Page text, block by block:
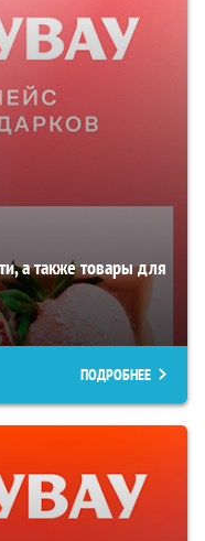
а также товары для
ПОДРОБНЕЕ